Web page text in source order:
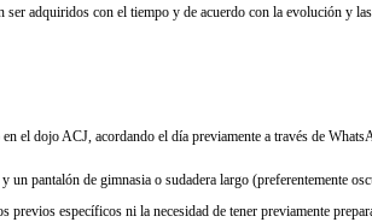
adquiridos con el tiempo y de acuerdo con la evolución y
el dojo ACJ, acordando el día previamente a través de
pantalón de gimnasia o sudadera largo (preferentemente
específicos ni la necesidad de tener previamente